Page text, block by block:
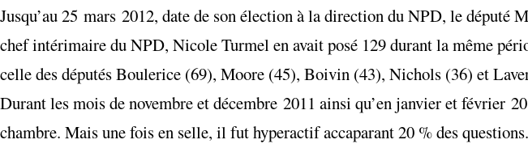
Jusqu’au 25 mars 2012, date de son élection à la direction du NPD, le député
chef intérimaire du NPD, Nicole Turmel en avait posé 129 durant la même
celle des députés Boulerice (69), Moore (45), Boivin (43), Nichols (36) et
Durant les mois de novembre et décembre 2011 ainsi qu’en janvier et février
chambre. Mais une fois en selle, il fut hyperactif accaparant 20 % des questions.